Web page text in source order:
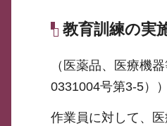
教育訓練の実
（医薬品、医療機
0331004号第3-5））
作業員に対して、